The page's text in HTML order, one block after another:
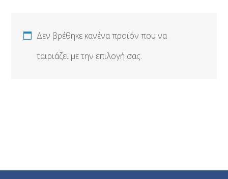
Δεν βρέθηκε κανένα προϊόν που να
ταιριάζει με την επιλογή σας.